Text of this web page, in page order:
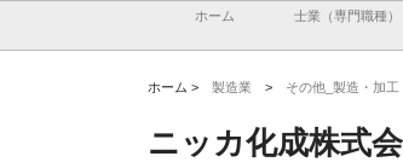
ホーム 士業（専門職種）
ホーム > 製造業 > その他_製造・加工
ニッカ化成株式